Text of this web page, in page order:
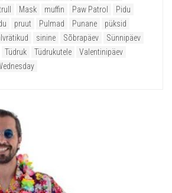
Mask muffin Paw Patrol
Pidu
pruut Pulmad Punane
püksid
sinine Sõbrapäev
Sünnipäev
Tüdruk Tüdrukutele
Valentinipäev